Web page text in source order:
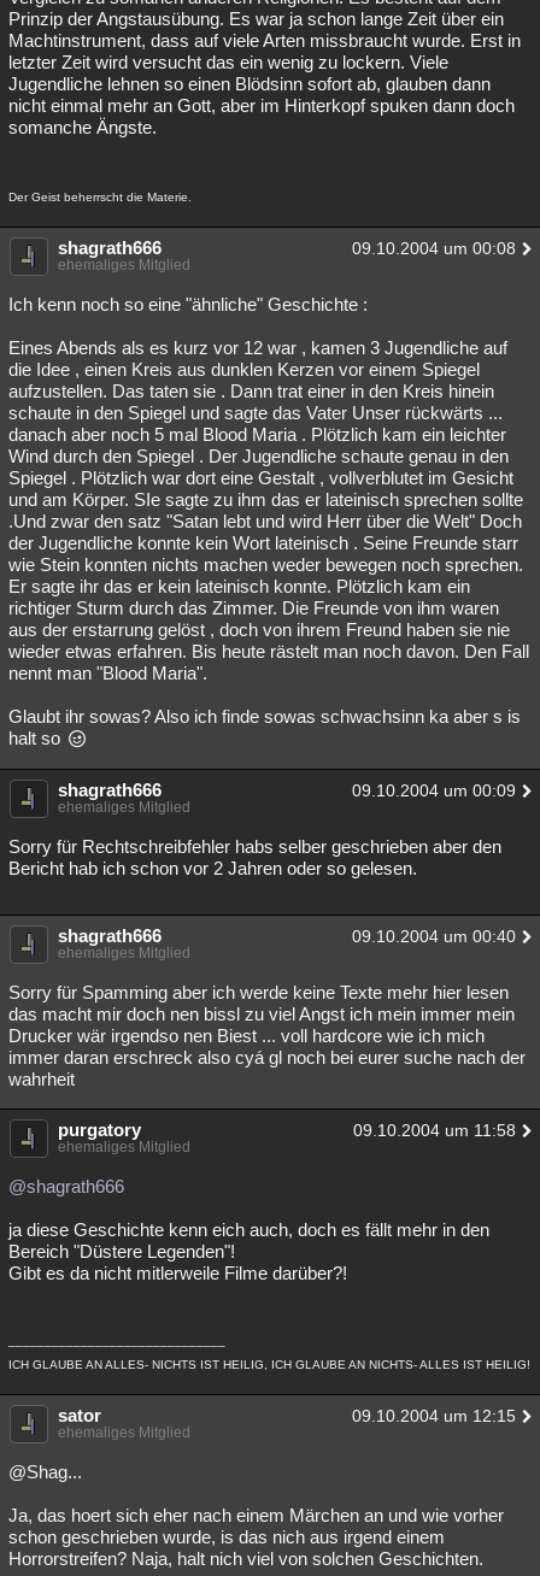
Prinzip der Angstausübung. Es war ja schon lange Zeit über ein
Machtinstrument, dass auf viele Arten missbraucht wurde. Erst in
letzter Zeit wird versucht das ein wenig zu lockern. Viele
Jugendliche lehnen so einen Blödsinn sofort ab, glauben dann
nicht einmal mehr an Gott, aber im Hinterkopf spuken dann doch
somanche Ängste.
Der Geist beherrscht die Materie.
shagrath666 09.10.2004 um 00:08
ehemaliges Mitglied
Ich kenn noch so eine "ähnliche" Geschichte :
Eines Abends als es kurz vor 12 war , kamen 3 Jugendliche auf
die Idee , einen Kreis aus dunklen Kerzen vor einem Spiegel
aufzustellen. Das taten sie . Dann trat einer in den Kreis hinein
schaute in den Spiegel und sagte das Vater Unser rückwärts ...
danach aber noch 5 mal Blood Maria . Plötzlich kam ein leichter
Wind durch den Spiegel . Der Jugendliche schaute genau in den
Spiegel . Plötzlich war dort eine Gestalt , vollverblutet im Gesicht
und am Körper. SIe sagte zu ihm das er lateinisch sprechen sollte
.Und zwar den satz "Satan lebt und wird Herr über die Welt" Doch
der Jugendliche konnte kein Wort lateinisch . Seine Freunde starr
wie Stein konnten nichts machen weder bewegen noch sprechen.
Er sagte ihr das er kein lateinisch konnte. Plötzlich kam ein
richtiger Sturm durch das Zimmer. Die Freunde von ihm waren
aus der erstarrung gelöst , doch von ihrem Freund haben sie nie
wieder etwas erfahren. Bis heute rästelt man noch davon. Den Fall
nennt man "Blood Maria".
Glaubt ihr sowas? Also ich finde sowas schwachsinn ka aber s is
halt so
shagrath666 09.10.2004 um 00:09
ehemaliges Mitglied
Sorry für Rechtschreibfehler habs selber geschrieben aber den
Bericht hab ich schon vor 2 Jahren oder so gelesen.
shagrath666 09.10.2004 um 00:40
ehemaliges Mitglied
Sorry für Spamming aber ich werde keine Texte mehr hier lesen
das macht mir doch nen bissl zu viel Angst ich mein immer mein
Drucker wär irgendso nen Biest ... voll hardcore wie ich mich
immer daran erschreck also cyá gl noch bei eurer suche nach der
wahrheit
purgatory 09.10.2004 um 11:58
ehemaliges Mitglied
@shagrath666
ja diese Geschichte kenn eich auch, doch es fällt mehr in den
Bereich "Düstere Legenden"!
Gibt es da nicht mitlerweile Filme darüber?!
ICH GLAUBE AN ALLES- NICHTS IST HEILIG, ICH GLAUBE AN NICHTS- ALLES IST HEILIG!
sator 09.10.2004 um 12:15
ehemaliges Mitglied
@Shag...
Ja, das hoert sich eher nach einem Märchen an und wie vorher
schon geschrieben wurde, is das nich aus irgend einem
Horrorstreifen? Naja, halt nich viel von solchen Geschichten.